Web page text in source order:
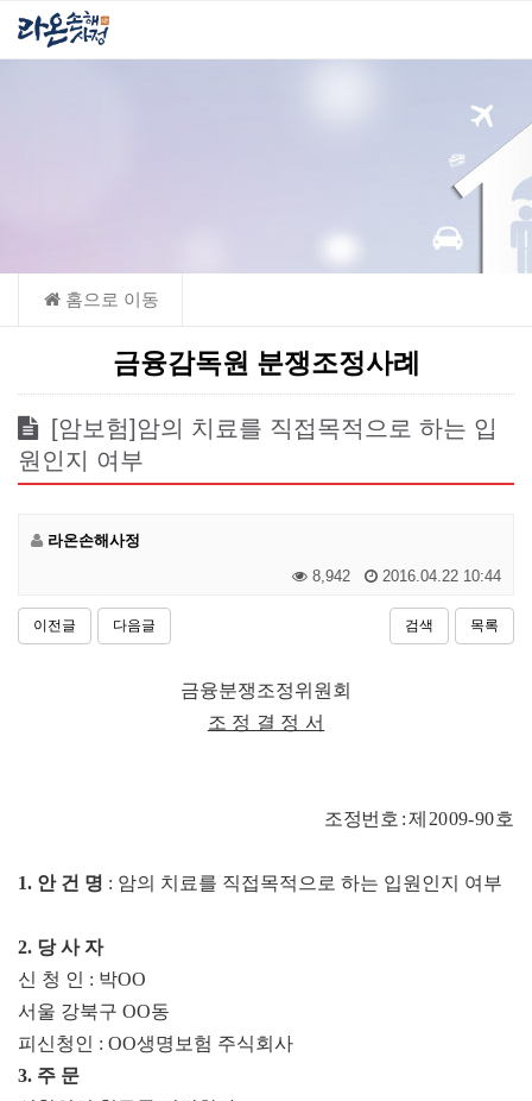
금융감독원 분쟁조정사례
[암보험]암의 치료를 직접목적으로 하는 입
원인지 여부
라온손해사정
8,942
2016.04.22 10:44
이전글 다음글 검색 목록
금융분쟁조정위원회
조 정 결 정 서
조정번호 :제 2009-90호
1. 안 건 명 : 암의 치료를 직접목적으로 하는 입원인지 여부
2. 당 사 자
신 청 인 : 박OO
서울 강북구 OO동
피신청인 : OO생명보험 주식회사
3. 주 문